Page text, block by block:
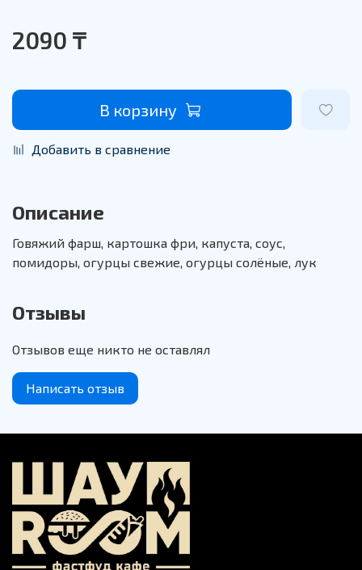
2090 ₸
В корзину
Добавить в сравнение
Описание
Говяжий фарш, картошка фри, капуста, соус,
помидоры, огурцы свежие, огурцы солёные, лук
Отзывы
Отзывов еще никто не оставлял
Написать отзыв